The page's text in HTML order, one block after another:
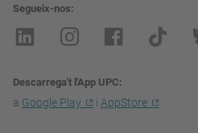
Segueix-nos
Descarrega't l'App UPC
a Google Play i AppStore